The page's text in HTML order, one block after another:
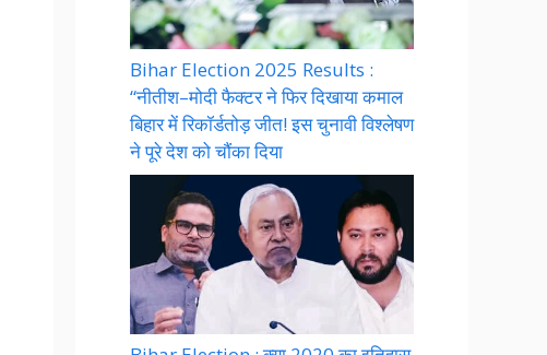
Bihar Election 2025 Results :
“नीतीश–मोदी फैक्टर ने फिर दिखाया कमाल
बिहार में रिकॉर्डतोड़ जीत! इस चुनावी विश्लेषण
ने पूरे देश को चौंका दिया